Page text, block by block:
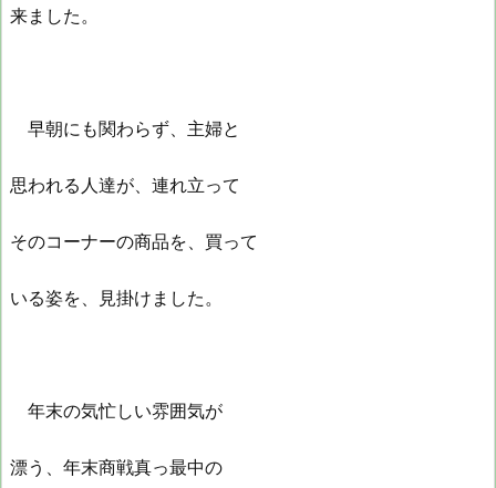
来ました。
早朝にも関わらず、主婦と
思われる人達が、連れ立って
そのコーナーの商品を、買って
いる姿を、見掛けました。
年末の気忙しい雰囲気が
漂う、年末商戦真っ最中の